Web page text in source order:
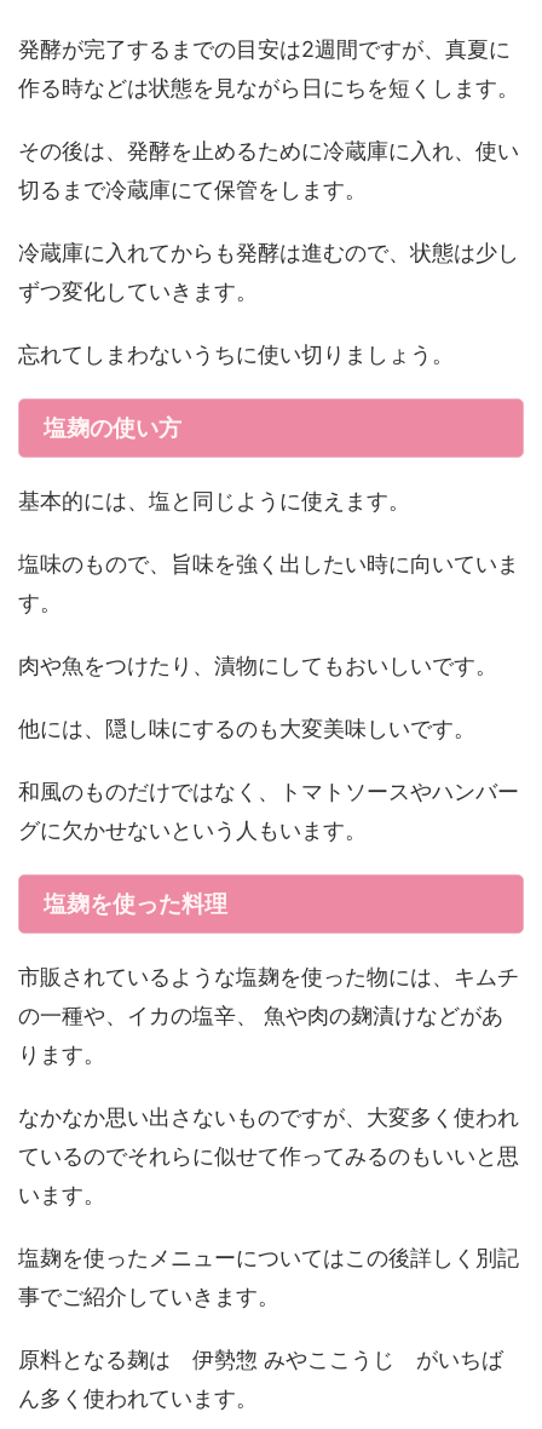
発酵が完了するまでの目安は2週間ですが、真夏に
作る時などは状態を見ながら日にちを短くします。
その後は、発酵を止めるために冷蔵庫に入れ、使い
切るまで冷蔵庫にて保管をします。
冷蔵庫に入れてからも発酵は進むので、状態は少し
ずつ変化していきます。
忘れてしまわないうちに使い切りましょう。
塩麹の使い方
基本的には、塩と同じように使えます。
塩味のもので、旨味を強く出したい時に向いていま
す。
肉や魚をつけたり、漬物にしてもおいしいです。
他には、隠し味にするのも大変美味しいです。
和風のものだけではなく、トマトソースやハンバー
グに欠かせないという人もいます。
塩麹を使った料理
市販されているような塩麹を使った物には、キムチ
の一種や、イカの塩辛、 魚や肉の麹漬けなどがあ
ります。
なかなか思い出さないものですが、大変多く使われ
ているのでそれらに似せて作ってみるのもいいと思
います。
塩麹を使ったメニューについてはこの後詳しく別記
事でご紹介していきます。
原料となる麹は 伊勢惣 みやここうじ がいちば
ん多く使われています。